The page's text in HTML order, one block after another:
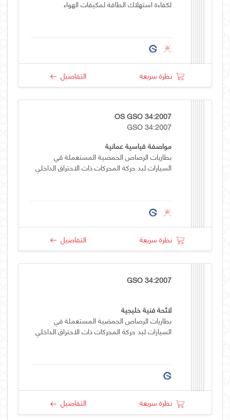
لكفاءة استهلاك الطاقة لمكيفات الهواء
نظرة سريعة التفاصيل
OS GSO 34:2007
GSO 34:2007
مواصفة قياسية عمانية
بطاريات الرصاص الحمضية المستعملة في
السيارات لبد حركة المحركات ذات الاحتراق الداخلي
نظرة سريعة التفاصيل
GSO 34:2007
لائحة فنية خليجية
بطاريات الرصاص الحمضية المستعملة في
السيارات لبد حركة المحركات ذات الاحتراق الداخلي
نظرة سريعة التفاصيل